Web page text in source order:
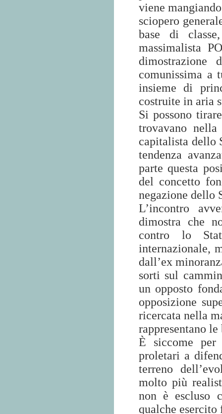
viene
sciopero
base di
massimalista
dimostrazione
comunissima a
insieme di
costruite in aria
Si possono
trovavano
capitalista dello
tendenza
parte questa
del concetto
negazione dello
L’incontro
dimostra che
contro lo
internazionale,
dall’ex
sorti sul
un opposto
opposizione
ricercata nella
rappresentano
È siccome
proletari a
terreno
molto più
non è escluso
qualche esercito